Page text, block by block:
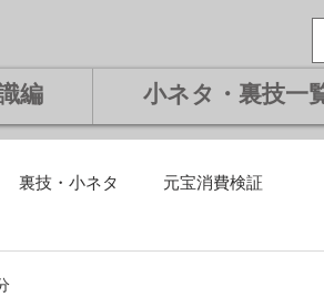
編 小ネタ・裏技一
裏技・小ネタ 元宝消費検証